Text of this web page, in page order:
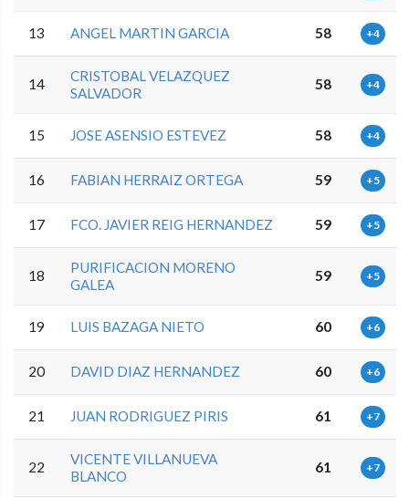
13 ANGEL MARTIN GARCIA 58 +4
14
CRISTOBAL VELAZQUEZ
SALVADOR
58 +4
15 JOSE ASENSIO ESTEVEZ 58 +4
16 FABIAN HERRAIZ ORTEGA 59 +5
17 FCO. JAVIER REIG HERNANDEZ 59 +5
18
PURIFICACION MORENO
GALEA
59 +5
19 LUIS BAZAGA NIETO 60 +6
20 DAVID DIAZ HERNANDEZ 60 +6
21 JUAN RODRIGUEZ PIRIS 61 +7
22
VICENTE VILLANUEVA
BLANCO
61 +7